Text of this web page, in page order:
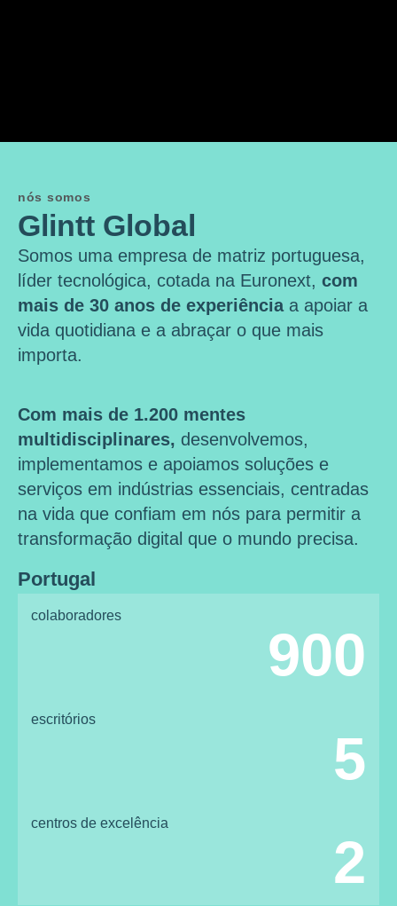
nós somos
Glintt Global
Somos uma empresa de matriz portuguesa,
líder tecnológica, cotada na Euronext, com
mais de 30 anos de experiênciaa apoiar a
vida quotidiana e a abraçar o que mais
importa.
Com mais de 1.200 mentes
multidisciplinares, desenvolvemos,
implementamos e apoiamos soluções e
serviços em indústrias essenciais, centradas
na vida que confiam em nós para permitir a
transformação digital que o mundo precisa.
Portugal
colaboradores
900
escritórios
5
centros de excelência
2